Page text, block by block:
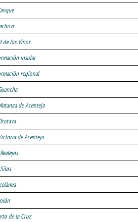
de los Vinos
insular
regional
de Acentejo
de Acentejo
de la Cruz